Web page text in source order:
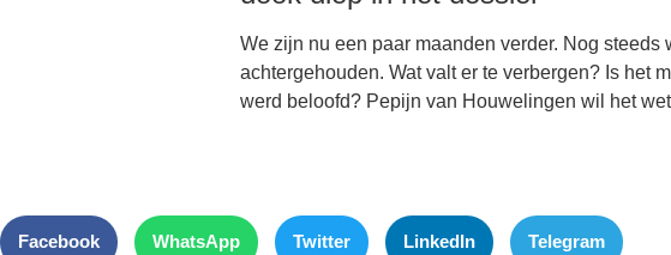
We zijn nu een paar maanden verder. Nog
achtergehouden. Wat valt er te verbergen? Is het
werd beloofd? Pepijn van Houwelingen wil het
Facebook WhatsApp Twitter LinkedIn Telegram